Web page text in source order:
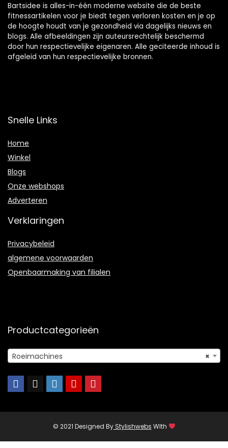
Bartsidee is alles-in-één moderne website die de beste
fitnessartikelen voor je biedt tegen verloren kosten en je op
de hoogte houdt van je gezondheid via dagelijks nieuws en
blogs. Alle afbeeldingen zijn auteursrechtelijk beschermd
door hun respectievelijke eigenaren. Alle geciteerde inhoud is
afgeleid van hun respectievelijke bronnen.
Snelle Links
Home
Winkel
Blogs
Onze webshops
Adverteren
Verklaringen
Privacybeleid
algemene voorwaarden
Openbaarmaking van filialen
Productcategorieën
×
Roeimachines
© 2021 Designed ByStylishwebs WIth